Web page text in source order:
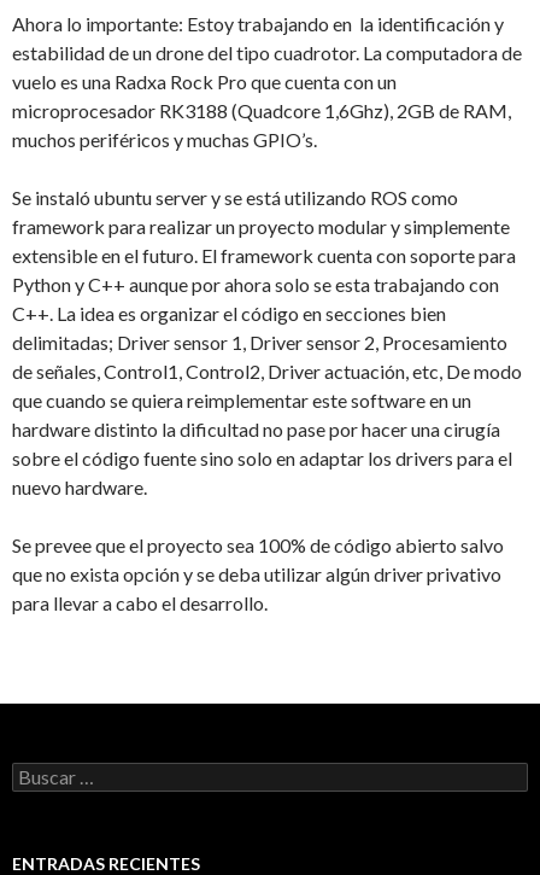
Ahora lo importante: Estoy trabajando en la identificación y
estabilidad de un drone del tipo cuadrotor. La computadora de
vuelo es una Radxa Rock Pro que cuenta con un
microprocesador RK3188 (Quadcore 1,6Ghz), 2GB de RAM,
muchos periféricos y muchas GPIO’s.
Se instaló ubuntu server y se está utilizando ROS como
framework para realizar un proyecto modular y simplemente
extensible en el futuro. El framework cuenta con soporte para
Python y C++ aunque por ahora solo se esta trabajando con
C++. La idea es organizar el código en secciones bien
delimitadas; Driver sensor 1, Driver sensor 2, Procesamiento
de señales, Control1, Control2, Driver actuación, etc, De modo
que cuando se quiera reimplementar este software en un
hardware distinto la dificultad no pase por hacer una cirugía
sobre el código fuente sino solo en adaptar los drivers para el
nuevo hardware.
Se prevee que el proyecto sea 100% de código abierto salvo
que no exista opción y se deba utilizar algún driver privativo
para llevar a cabo el desarrollo.
Buscar:
ENTRADAS RECIENTES